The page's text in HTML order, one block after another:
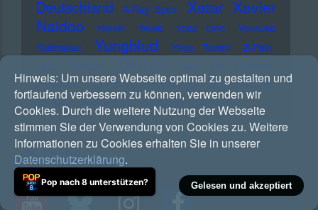
Deutschland
X-Ray Spex Xatar Xavier
Naidoo
Yassin Yeule Yoko Ono
Yousuke
Yukimatsu
Yungblud Yves Tumor
Z-Pain
Zartmann
Zaz Zick Zack Records Zoh Amba
Zombies Zoot Money Zugezogen Maskulin
Hinweis: Um unsere Webseite optimal zu gestalten und
fortlaufend verbessern zu können, verwenden wir
Cookies. Durch die weitere Nutzung der Webseite
stimmen Sie der Verwendung von Cookies zu. Weitere
Informationen zu Cookies erhalten Sie in unserer
Datenschutzerklärung.
Gelesen und akzeptiert
Pop nach 8 unterstützen?